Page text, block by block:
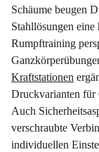
Schäume beugen
Stahllösungen
Rumpftraining
Kraftstationen
Druckvarianten für
Auch
verschraubte
individuellen